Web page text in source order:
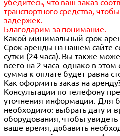
убедитесь, что ваш заказ
транспортного средства,
задержек.
Благодарим за понимание.
Какой минимальный срок
Срок аренды на нашем сайте
сутки (24 часа). Вы также
всего на 2 часа, однако в
сумма к оплате будет равна
Как оформить заказ на аренду?
Консультации по телефону
уточнения информации. Для
необходимо: выбрать дату и
оборудования, чтобы увидеть
ваше время, добавить